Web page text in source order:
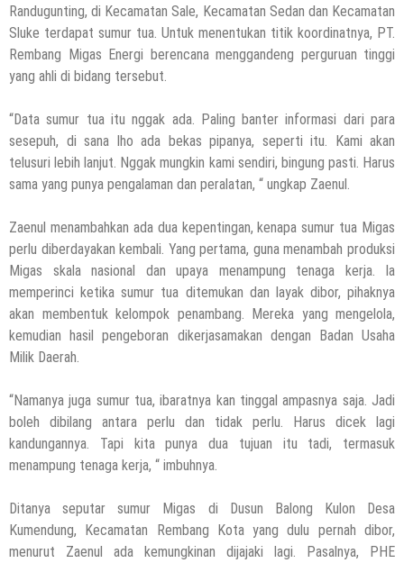
Randugunting, di Kecamatan Sale, Kecamatan Sedan dan Kecamatan
Sluke terdapat sumur tua. Untuk menentukan titik koordinatnya, PT.
Rembang Migas Energi berencana menggandeng perguruan tinggi
yang ahli di bidang tersebut.
“Data sumur tua itu nggak ada. Paling banter informasi dari para
sesepuh, di sana lho ada bekas pipanya, seperti itu. Kami akan
telusuri lebih lanjut. Nggak mungkin kami sendiri, bingung pasti. Harus
sama yang punya pengalaman dan peralatan, “ ungkap Zaenul.
Zaenul menambahkan ada dua kepentingan, kenapa sumur tua Migas
perlu diberdayakan kembali. Yang pertama, guna menambah produksi
Migas skala nasional dan upaya menampung tenaga kerja. Ia
memperinci ketika sumur tua ditemukan dan layak dibor, pihaknya
akan membentuk kelompok penambang. Mereka yang mengelola,
kemudian hasil pengeboran dikerjasamakan dengan Badan Usaha
Milik Daerah.
“Namanya juga sumur tua, ibaratnya kan tinggal ampasnya saja. Jadi
boleh dibilang antara perlu dan tidak perlu. Harus dicek lagi
kandungannya. Tapi kita punya dua tujuan itu tadi, termasuk
menampung tenaga kerja, “ imbuhnya.
Ditanya seputar sumur Migas di Dusun Balong Kulon Desa
Kumendung, Kecamatan Rembang Kota yang dulu pernah dibor,
menurut Zaenul ada kemungkinan dijajaki lagi. Pasalnya, PHE